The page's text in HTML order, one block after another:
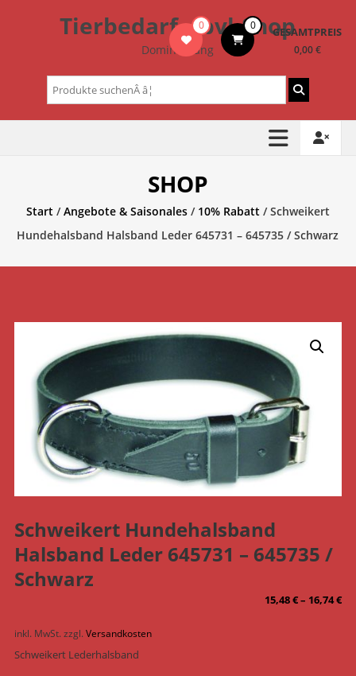
Tierbedarf – bvl-Shop
Dominik Lang
0 0 GESAMTPREIS
0,00 €
Suchen
nach:
SHOP
Start/Angebote & Saisonales/ 10% Rabatt/ Schweikert
Hundehalsband Halsband Leder 645731 – 645735 / Schwarz
Schweikert Hundehalsband
Halsband Leder 645731 – 645735 /
Schwarz
15,48€– 16,74€
inkl. MwSt. zzgl. Versandkosten
Schweikert Lederhalsband